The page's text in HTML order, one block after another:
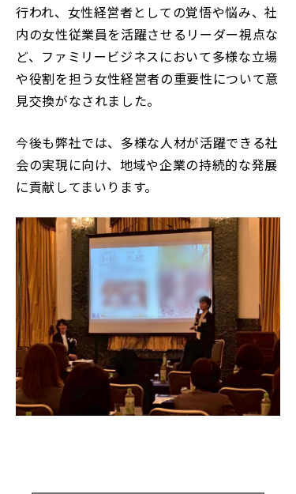
行われ、女性経営者としての覚悟や悩み、社
内の女性従業員を活躍させるリーダー視点な
ど、ファミリービジネスにおいて多様な立場
や役割を担う女性経営者の重要性について意
見交換がなされました。
今後も弊社では、多様な人材が活躍できる社
会の実現に向け、地域や企業の持続的な発展
に貢献してまいります。